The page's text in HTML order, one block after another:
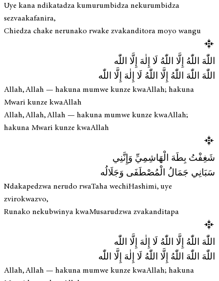
Uye kana ndikatadza kumurumbidza nekurumbidza
sezvaakafanira,
Chiedza chake nerunako rwake zvakanditora moyo wangu
اللّٰهَ اللّٰهُ إِلَّا اللّٰهُ لَا إِلٰهَ إِلَّا اللّٰه
اللّٰهَ اللّٰهَ اللّٰهُ إِلَّا اللّٰهُ لَا إِلٰهَ إِلَّا اللّٰه
Allah, Allah — hakuna mumwe kunze kwaAllah; hakuna
Mwari kunze kwaAllah
Allah, Allah, Allah — hakuna mumwe kunze kwaAllah;
hakuna Mwari kunze kwaAllah
شَغِفْتُ بِطَهَ الْهَاشِمِيِّ وَإِنَّنِي
سَبَانِي جَمَالُ الْمُصْطَفَى وَجَلَالُه
Ndakapedzwa nerudo rwaTaha wechiHashimi, uye
zvirokwazvo,
Runako nekubwinya kwaMusarudzwa zvakanditapa
اللّٰهَ اللّٰهُ إِلَّا اللّٰهُ لَا إِلٰهَ إِلَّا اللّٰه
اللّٰهَ اللّٰهَ اللّٰهُ إِلَّا اللّٰهُ لَا إِلٰهَ إِلَّا اللّٰه
Allah, Allah — hakuna mumwe kunze kwaAllah; hakuna